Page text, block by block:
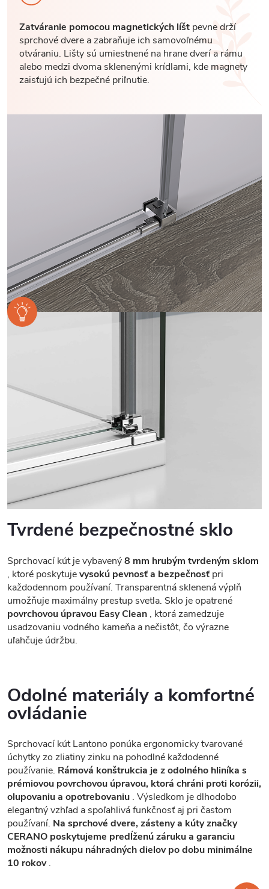
Zatváranie pomocou magnetických líšt pevne drží
sprchové dvere a zabraňuje ich samovoľnému
otváraniu. Lišty sú umiestnené na hrane dverí a rámu
alebo medzi dvoma sklenenými krídlami, kde magnety
zaisťujú ich bezpečné priľnutie.
Tvrdené bezpečnostné sklo
Sprchovací kút je vybavený8 mm hrubým tvrdeným sklom
, ktoré poskytujevysokú pevnosť a bezpečnosť pri
každodennom používaní. Transparentná sklenená výplň
umožňuje maximálny prestup svetla. Sklo je opatrené
povrchovou úpravou Easy Clean , ktorá zamedzuje
usadzovaniu vodného kameňa a nečistôt, čo výrazne
uľahčuje údržbu.
Odolné materiály a komfortné
ovládanie
Sprchovací kút Lantono ponúka ergonomicky tvarované
úchytky zo zliatiny zinku na pohodlné každodenné
používanie. Rámová konštrukcia je z odolného hliníka s
prémiovou povrchovou úpravou, ktorá chráni proti korózii,
olupovaniu a opotrebovaniu . Výsledkom je dlhodobo
elegantný vzhľad a spoľahlivá funkčnosť aj pri častom
používaní. Na sprchové dvere, zásteny a kúty značky
CERANO poskytujeme predĺženú záruku a garanciu
možnosti nákupu náhradných dielov po dobu minimálne
10 rokov.